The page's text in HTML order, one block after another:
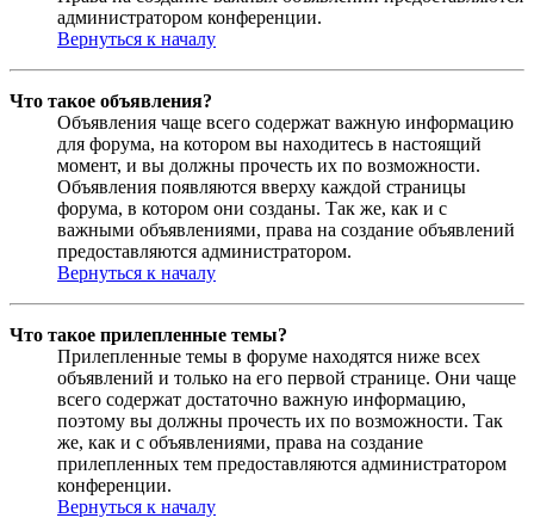
администратором конференции.
Вернуться к началу
Что такое объявления?
Объявления чаще всего содержат важную информацию
для форума, на котором вы находитесь в настоящий
момент, и вы должны прочесть их по возможности.
Объявления появляются вверху каждой страницы
форума, в котором они созданы. Так же, как и с
важными объявлениями, права на создание объявлений
предоставляются администратором.
Вернуться к началу
Что такое прилепленные темы?
Прилепленные темы в форуме находятся ниже всех
объявлений и только на его первой странице. Они чаще
всего содержат достаточно важную информацию,
поэтому вы должны прочесть их по возможности. Так
же, как и с объявлениями, права на создание
прилепленных тем предоставляются администратором
конференции.
Вернуться к началу